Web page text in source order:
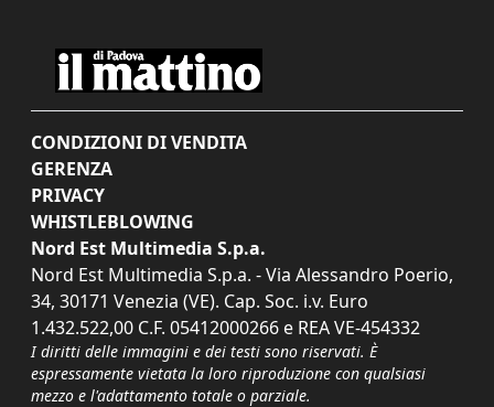
CONDIZIONI DI VENDITA
GERENZA
PRIVACY
WHISTLEBLOWING
Nord Est Multimedia S.p.a.
Nord Est Multimedia S.p.a. - Via Alessandro Poerio,
34, 30171 Venezia (VE). Cap. Soc. i.v. Euro
1.432.522,00 C.F. 05412000266 e REA VE-454332
I diritti delle immagini e dei testi sono riservati. È
espressamente vietata la loro riproduzione con qualsiasi
mezzo e l'adattamento totale o parziale.